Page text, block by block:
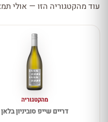
עוד מהקטגוריה הזו — אולי
מהקטגוריה
דריים שייפ סוביניון בלאן